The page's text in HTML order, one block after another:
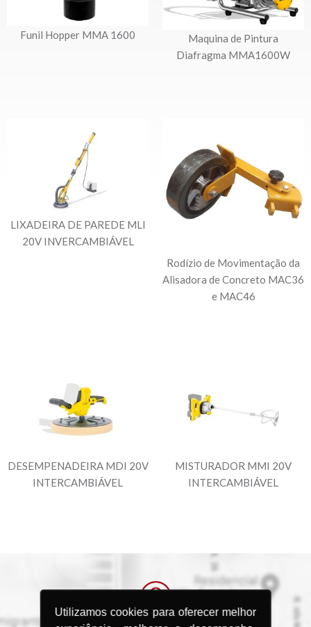
Utilizamos cookies para oferecer melhor
Funil Hopper MMA 1600
Maquina de Pintura
Diafragma MMA1600W
LIXADEIRA DE PAREDE MLI
20V INVERCAMBIÁVEL
Rodízio de Movimentação da
Alisadora de Concreto MAC36
e MAC46
DESEMPENADEIRA MDI 20V
INTERCAMBIÁVEL
MISTURADOR MMI 20V
INTERCAMBIÁVEL